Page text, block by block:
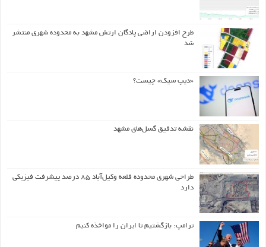
طرح افزودن اراضی پادگان ارتش مشهد به محدوده شهری منتشر
شد
«دیپ سیک» چیست؟
نقشه تدقیق گسل‌های مشهد
طراحی شهری محدوده قلعه وکیل‌آباد ۸۵ درصد پیشرفت فیزیکی
دارد
ترامپ: بازگشتیم تا ایران را مواخذه کنیم